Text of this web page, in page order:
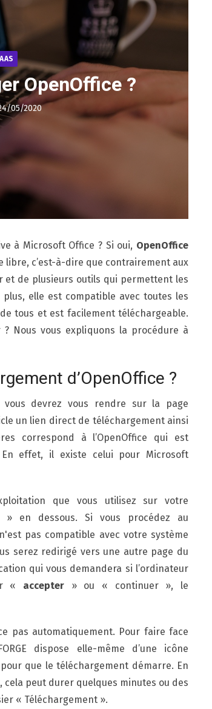
OpenOffice ?
05/2020
à Microsoft Office ? Si oui, OpenOffice
libre, c’est-à-dire que contrairement aux
et de plusieurs outils qui permettent les
elle est compatible avec toutes les
tous et est facilement téléchargeable.
Nous vous expliquons la procédure à
d’OpenOffice ?
vous devrez vous rendre sur la page
un lien direct de téléchargement ainsi
correspond à l’OpenOffice qui est
En effet, il existe celui pour Microsoft
que vous utilisez sur votre
» en dessous. Si vous procédez au
pas compatible avec votre système
serez redirigé vers une autre page du
qui vous demandera si l’ordinateur
« accepter » ou « continuer », le
pas automatiquement. Pour faire face
dispose elle-même d’une icône
que le téléchargement démarre. En
peut durer quelques minutes ou des
« Téléchargement ».